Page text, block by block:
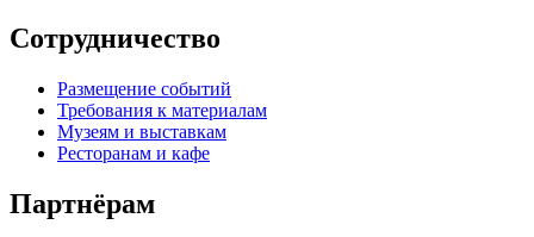
Сотрудничество
Размещение событий
Требования к материалам
Музеям и выставкам
Ресторанам и кафе
Партнёрам